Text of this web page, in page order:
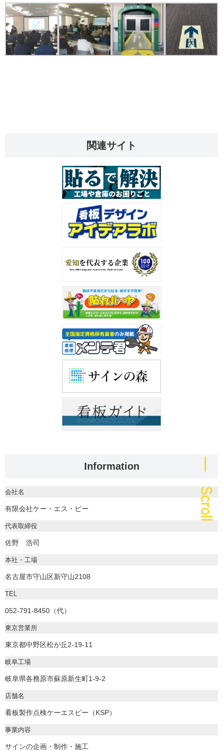
― Scroll
関連サイト
Information
会社名
有限会社ケー・エス・ピー
代表取締役
佐野 浩司
本社・工場
名古屋市守山区新守山2108
TEL
052-791-8450（代）
東京営業所
東京都中野区松が丘2-19-11
岐阜工場
岐阜県各務原市蘇原新生町1-9-2
店舗名
看板製作点検ケーエスピー（KSP）
事業内容
サインの企画・制作・施工